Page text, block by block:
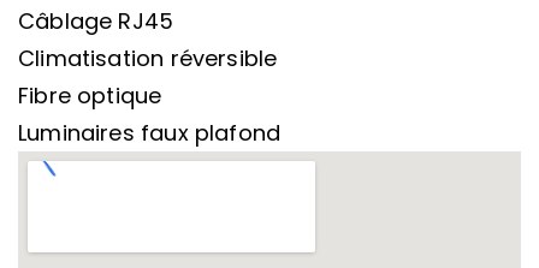
Câblage RJ45
Climatisation réversible
Fibre optique
Luminaires faux plafond